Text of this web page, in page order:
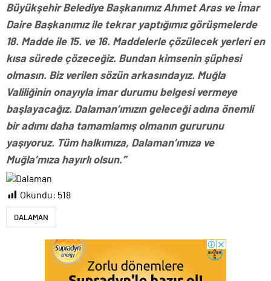
Büyükşehir Belediye Başkanımız Ahmet Aras ve İmar
Daire Başkanımız ile tekrar yaptığımız görüşmelerde
18. Madde ile 15. ve 16. Maddelerle çözülecek yerleri en
kısa sürede çözeceğiz. Bundan kimsenin şüphesi
olmasın. Biz verilen sözün arkasındayız. Muğla
Valiliğinin onayıyla imar durumu belgesi vermeye
başlayacağız. Dalaman’ımızın geleceği adına önemli
bir adımı daha tamamlamış olmanın gururunu
yaşıyoruz. Tüm halkımıza, Dalaman’ımıza ve
Muğla’mıza hayırlı olsun.”
Okundu: 518
DALAMAN